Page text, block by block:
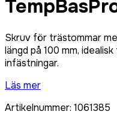
Skruv för trästommar
längd på 100 mm,
infästningar.
Läs mer
Artikelnummer: 1061385